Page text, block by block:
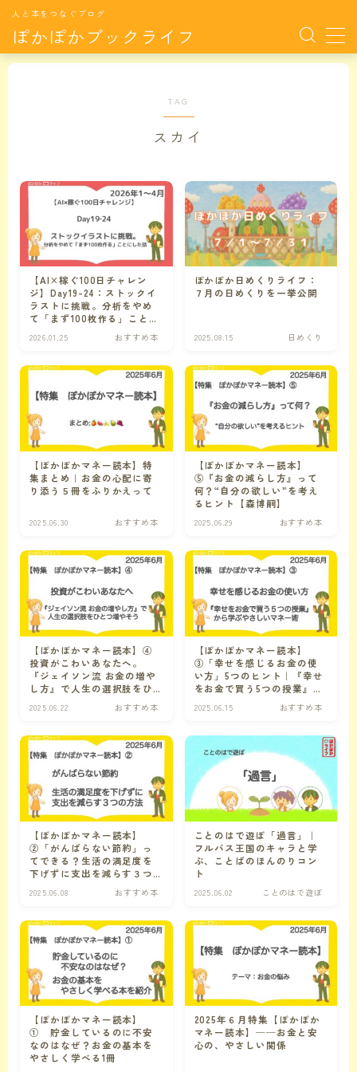
ぽかぽかブックライフ
人と本をつなぐブログ
MENU
月別特集TOP
月別特集 月毎に特集した本たちです。
カラダの悩み カラダの悩みに関連する記事
ココロの悩み ココロの悩みに関連する記事
仕事の悩み 仕事の悩み
暮らしの悩み
時間術 時間の悩みに関連する記事
その他 カテゴリ外のおすすめ本
１フレーズ
ぽかぽかの種 本のこぼれ話、キャラクターたちの会話、その他ぽかぽかしたものを集めました。
ことのはで遊ぼ 言葉で遊ぼう
フルバス王国
TAG
スカイ
【AI×稼ぐ100日チャレン
ジ】Day19-24：ストックイ
ラストに挑戦。分析をやめ
て「まず100枚作る」ことに
2026.01.25 おすすめ本
ぽかぽか日めくりライフ：
７月の日めくりを一挙公開
2025.08.15 日めくり
【ぽかぽかマネー読本】特
集まとめ｜お金の心配に寄
り添う５冊をふりかえって
2025.06.30 おすすめ本
【ぽかぽかマネー読本】
⑤『お金の減らし方』って
何？“自分の欲しい”を考え
るヒント【森博嗣】
2025.06.29 おすすめ本
【ぽかぽかマネー読本】④
投資がこわいあなたへ。
『ジェイソン流 お金の増や
し方』で人生の選択肢をひ
2025.06.22 おすすめ本
【ぽかぽかマネー読本】
③「幸せを感じるお金の使
い方」5つのヒント｜『幸せ
をお金で買う5つの授業』か
ら学ぶやさしいマネー術
2025.06.15 おすすめ本
【ぽかぽかマネー読本】
②「がんばらない節約」っ
てできる？生活の満足度を
下げずに支出を減らす３つ
の方法【お金の大学 改訂
版】
2025.06.08 おすすめ本
ことのはで遊ぼ「過言」｜
フルバス王国のキャラと学
ぶ、ことばのほんのりコン
ト
2025.06.02 ことのはで遊ぼ
【ぽかぽかマネー読本】
① 貯金しているのに不安
なのはなぜ？お金の基本を
やさしく学べる1冊
2025年６月特集【ぽかぽか
マネー読本】──お金と安
心の、やさしい関係